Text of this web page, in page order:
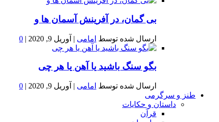
بى گمان، در آفرينش آسمان ها و
ارسال شده توسط امامی | آوریل 9, 2020 |
0
بگو سنگ باشید یا آهن یا هر چی
ارسال شده توسط امامی | آوریل 9, 2020 |
0
طنز و سرگرمی
داستان و حکایات
قرآن